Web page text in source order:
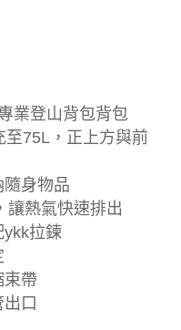
業登山背包背包
75L，正上方與前
身物品
讓熱氣快速排出
ykk拉鍊
束帶
口